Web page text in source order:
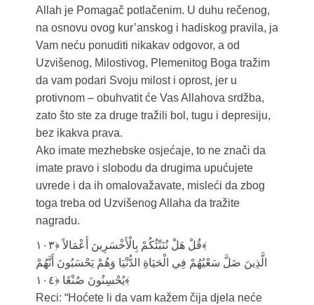
Allah je Pomagač potlačenim. U duhu rečenog,
na osnovu ovog kur’anskog i hadiskog pravila, ja
Vam neću ponuditi nikakav odgovor, a od
Uzvišenog, Milostivog, Plemenitog Boga tražim
da vam podari Svoju milost i oprost, jer u
protivnom – obuhvatit će Vas Allahova srdžba,
zato što ste za druge tražili bol, tugu i depresiju,
bez ikakva prava.
Ako imate mezhebske osjećaje, to ne znači da
imate pravo i slobodu da drugima upućujete
uvrede i da ih omalovažavate, misleći da zbog
toga treba od Uzvišenog Allaha da tražite
nagradu.
قُلْ هَلْ نُنَبِّئُكُمْ بِالْأَخْسَرِينَ أَعْمَالاً ﴿۱۰۳﴾
الَّذِينَ ضَلَّ سَعْيُهُمْ فِي الْحَيَاةِ الدُّنْيَا وَهُمْ يَحْسَبُونَ أَنَّهُمْ
يُحْسِنُونَ صُنْعًا ﴿۱۰٤﴾
Reci: “Hoćete li da vam kažem čija djela neće